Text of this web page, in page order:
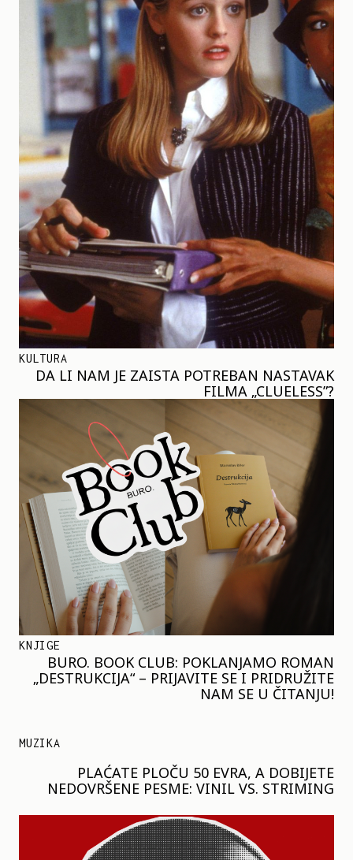
KULTURA
DA LI NAM JE ZAISTA POTREBAN NASTAVAK
FILMA „CLUELESS”?
KNJIGE
BURO. BOOK CLUB: POKLANJAMO ROMAN
„DESTRUKCIJA“ – PRIJAVITE SE I PRIDRUŽITE
NAM SE U ČITANJU!
MUZIKA
PLAĆATE PLOČU 50 EVRA, A DOBIJETE
NEDOVRŠENE PESME: VINIL VS. STRIMING